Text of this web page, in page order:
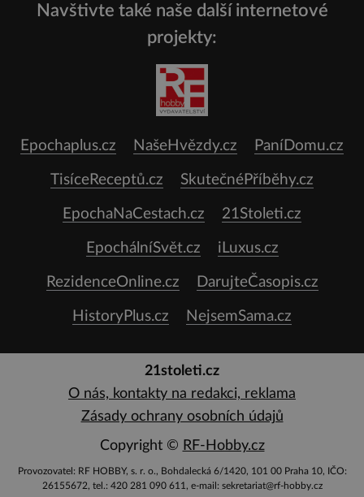
Navštivte také naše další internetové
projekty:
Epochaplus.cz NašeHvězdy.cz PaníDomu.cz
TisíceReceptů.cz SkutečnéPříběhy.cz
EpochaNaCestach.cz 21Stoleti.cz
EpochálníSvět.cz iLuxus.cz
RezidenceOnline.cz DarujteČasopis.cz
HistoryPlus.cz NejsemSama.cz
21stoleti.cz
O nás, kontakty na redakci, reklama
Zásady ochrany osobních údajů
Copyright © RF-Hobby.cz
Provozovatel: RF HOBBY, s. r. o., Bohdalecká 6/1420, 101 00 Praha 10, IČO:
26155672, tel.: 420 281 090 611, e-mail: sekretariat@rf-hobby.cz